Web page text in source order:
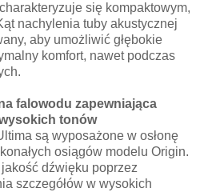
się kompaktowym,
nachylenia tuby akustycznej
aby umożliwić głębokie
komfort, nawet podczas
falowodu zapewniająca
tonów
są wyposażone w osłonę
osiągów modelu Origin.
dźwięku poprzez
szczegółów w wysokich